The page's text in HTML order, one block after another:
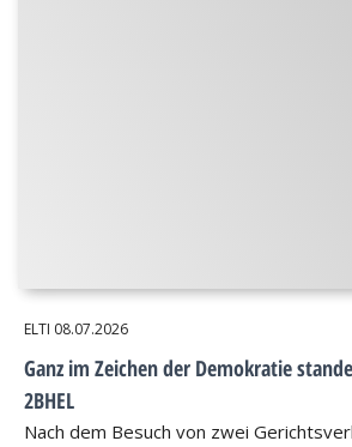
ELTI 08.07.2026
Ganz im Zeichen der Demokratie
2BHEL
Nach dem Besuch von zwei